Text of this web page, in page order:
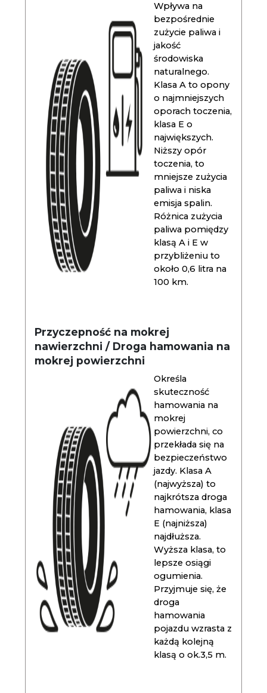
Wpływa na
bezpośrednie
zużycie paliwa i
jakość
środowiska
naturalnego.
Klasa A to opony
o najmniejszych
oporach toczenia,
klasa E o
największych.
Niższy opór
toczenia, to
mniejsze zużycia
paliwa i niska
emisja spalin.
Różnica zużycia
paliwa pomiędzy
klasą A i E w
przybliżeniu to
około 0,6 litra na
100 km.
Przyczepność na mokrej
nawierzchni / Droga hamowania na
mokrej powierzchni
Określa
skuteczność
hamowania na
mokrej
powierzchni, co
przekłada się na
bezpieczeństwo
jazdy. Klasa A
(najwyższa) to
najkrótsza droga
hamowania, klasa
E (najniższa)
najdłuższa.
Wyższa klasa, to
lepsze osiągi
ogumienia.
Przyjmuje się, że
droga
hamowania
pojazdu wzrasta z
każdą kolejną
klasą o ok.3,5 m.